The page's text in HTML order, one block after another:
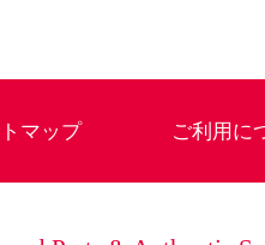
マップ ご利用に